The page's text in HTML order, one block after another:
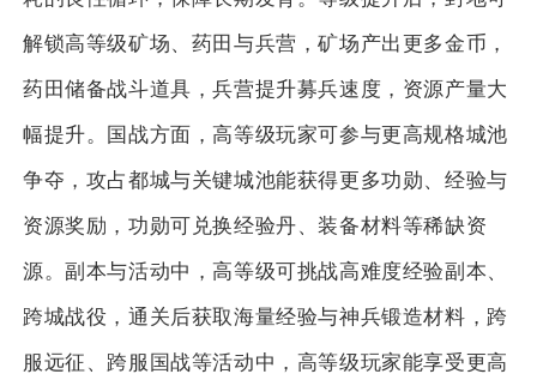
解锁高等级矿场、药田与兵营，矿场产出更多金币，
药田储备战斗道具，兵营提升募兵速度，资源产量大
幅提升。国战方面，高等级玩家可参与更高规格城池
争夺，攻占都城与关键城池能获得更多功勋、经验与
资源奖励，功勋可兑换经验丹、装备材料等稀缺资
源。副本与活动中，高等级可挑战高难度经验副本、
跨城战役，通关后获取海量经验与神兵锻造材料，跨
服远征、跨服国战等活动中，高等级玩家能享受更高